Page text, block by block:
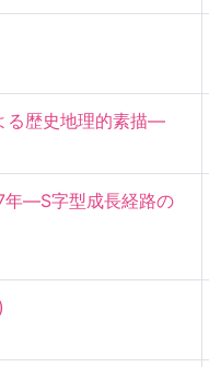
る歴史地理的素描—
年—S字型成長経路の